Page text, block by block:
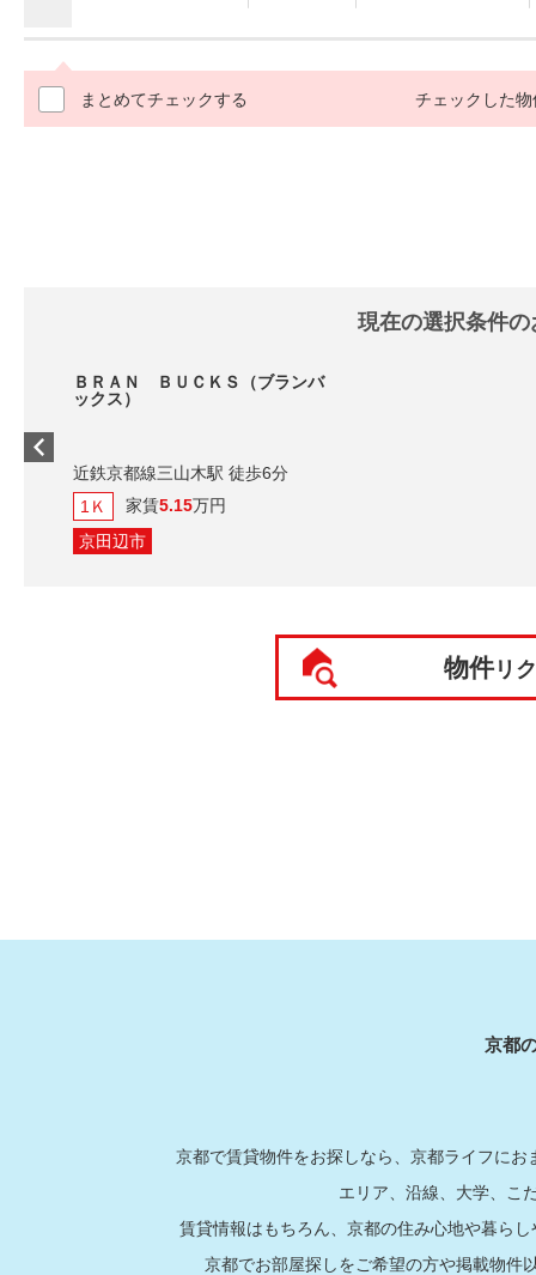
まとめてチェックする チェックした物
現在の選択条件
ＢＲＡＮ ＢＵＣＫＳ（ブランバ
ックス）
近鉄京都線三山木駅 徒歩6分
1Ｋ
家賃5.15万円
京田辺市
物件リ
京都
京都で賃貸物件をお探しなら、京都ライフに
エリア、沿線、大学、こ
賃貸情報はもちろん、京都の住み心地や暮ら
京都でお部屋探しをご希望の方や掲載物件